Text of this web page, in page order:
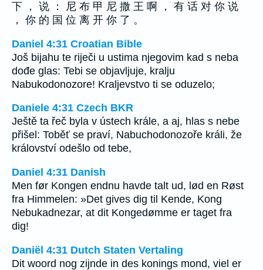
下 ， 说 ： 尼 布 甲 尼 撒 王 啊 ， 有 话 对 你 说
， 你 的 国 位 离 开 你 了 。
Daniel 4:31 Croatian Bible
Još bijahu te riječi u ustima njegovim kad s neba
dođe glas: Tebi se objavljuje, kralju
Nabukodonozore! Kraljevstvo ti se oduzelo;
Daniele 4:31 Czech BKR
Ještě ta řeč byla v ústech krále, a aj, hlas s nebe
přišel: Toběť se praví, Nabuchodonozoře králi, že
království odešlo od tebe,
Daniel 4:31 Danish
Men før Kongen endnu havde talt ud, lød en Røst
fra Himmelen: »Det gives dig til Kende, Kong
Nebukadnezar, at dit Kongedømme er taget fra
dig!
Daniël 4:31 Dutch Staten Vertaling
Dit woord nog zijnde in des konings mond, viel er